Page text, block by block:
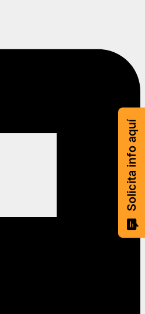
Solicita info aquí